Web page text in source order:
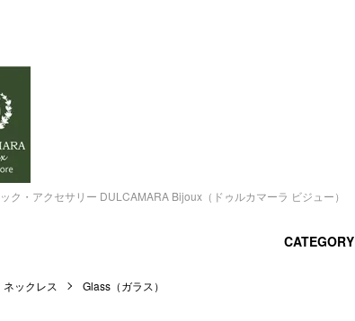
ク・アクセサリー DULCAMARA Bijoux（ドゥルカマーラ ビジュー）
CATEGORY
ネックレス Glass（ガラス）